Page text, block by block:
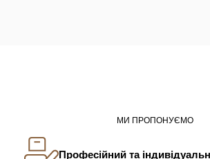
МИ ПРОПОНУЄМО
Професійний та